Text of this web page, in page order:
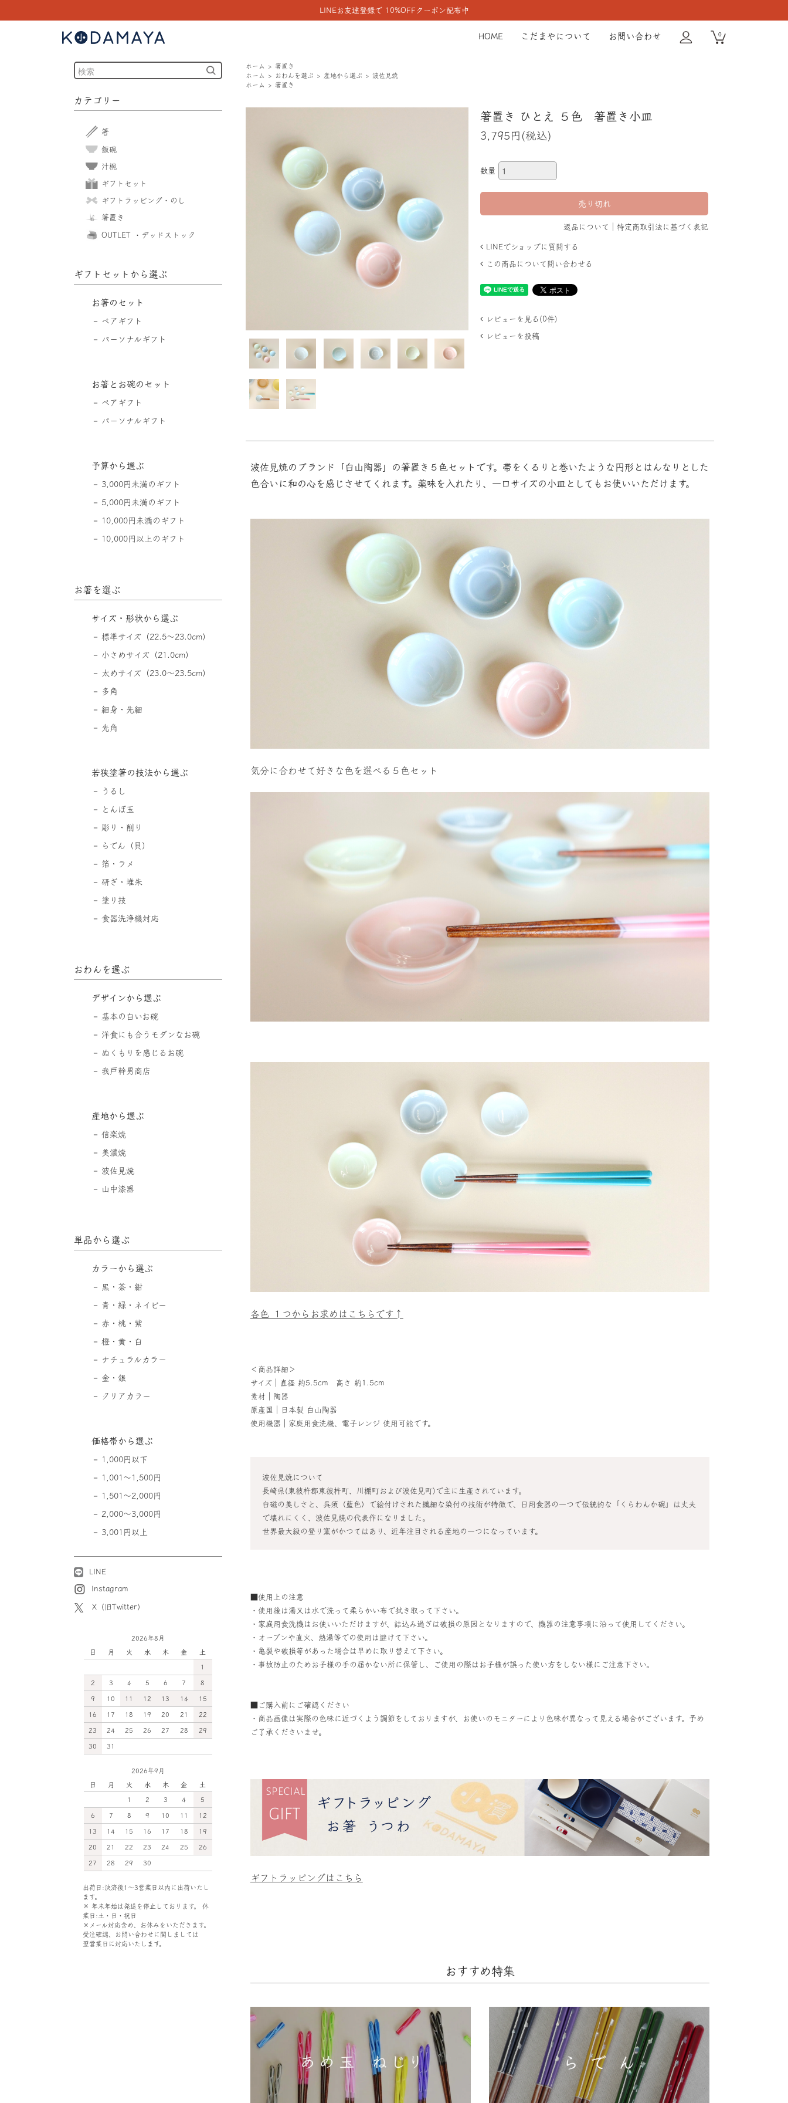
LINEお友達登録で 10%OFFクーポン配布中
HOME こだまやについて お問い合わせ 0
ホーム
箸置き
ホーム
おわんを選ぶ 産地から選ぶ
波佐見焼
ホーム
箸置き
箸置き ひとえ ５色 箸置き小皿
3,795円(税込)
数量
返品について 特定商取引法に基づく表記
LINEでショップに質問する
この商品について問い合わせる
レビューを見る(0件)
レビューを投稿
波佐見焼のブランド「白山陶器」の箸置き５色セットです。帯をくるりと巻いたような円形とはんなりとした
色合いに和の心を感じさせてくれます。薬味を入れたり、一口サイズの小皿としてもお使いいただけます。
気分に合わせて好きな色を選べる５色セット
各色 １つからお求めはこちらです↑
＜商品詳細＞
サイズ｜直径 約5.5cm 高さ 約1.5cm
素材｜陶器
原産国｜日本製 白山陶器
使用機器｜家庭用食洗機、電子レンジ 使用可能です。
波佐見焼について
長崎県(東彼杵郡東彼杵町、川棚町および波佐見町)で主に生産されています。
白磁の美しさと、呉須（藍色）で絵付けされた繊細な染付の技術が特徴で、日用食器の一つで伝統的な「くらわんか碗」は丈夫
で壊れにくく、波佐見焼の代表作になりました。
世界最大級の登り窯がかつてはあり、近年注目される産地の一つになっています。
■使用上の注意
・使用後は湯又は水で洗って柔らかい布で拭き取って下さい。
・家庭用食洗機はお使いいただけますが、詰込み過ぎは破損の原因となりますので、機器の注意事項に沿って使用してください。
・オーブンや直火、熱湯等での使用は避けて下さい。
・亀裂や破損等があった場合は早めに取り替えて下さい。
・事故防止のためお子様の手の届かない所に保管し、ご使用の際はお子様が誤った使い方をしない様にご注意下さい。
■ご購入前にご確認ください
・商品画像は実際の色味に近づくよう調節をしておりますが、お使いのモニターにより色味が異なって見える場合がございます。予め
ご了承くださいませ。
ギフトラッピングはこちら
おすすめ特集
カテゴリー
箸
飯碗
汁椀
ギフトセット
ギフトラッピング・のし
箸置き
OUTLET ・デッドストック
ギフトセットから選ぶ
お箸のセット
ペアギフト
パーソナルギフト
お箸とお碗のセット
ペアギフト
パーソナルギフト
予算から選ぶ
3,000円未満のギフト
5,000円未満のギフト
10,000円未満のギフト
10,000円以上のギフト
お箸を選ぶ
サイズ・形状から選ぶ
標準サイズ（22.5〜23.0cm）
小さめサイズ（21.0cm）
太めサイズ（23.0〜23.5cm）
多角
細身・先細
先角
若狭塗箸の技法から選ぶ
うるし
とんぼ玉
彫り・削り
らでん（貝）
箔・ラメ
研ぎ・堆朱
塗り技
食器洗浄機対応
おわんを選ぶ
デザインから選ぶ
基本の白いお碗
洋食にも合うモダンなお碗
ぬくもりを感じるお碗
我戸幹男商店
産地から選ぶ
信楽焼
美濃焼
波佐見焼
山中漆器
単品から選ぶ
カラーから選ぶ
黒・茶・紺
青・緑・ネイビー
赤・桃・紫
橙・黄・白
ナチュラルカラー
金・銀
クリアカラー
価格帯から選ぶ
1,000円以下
1,001～1,500円
1,501～2,000円
2,000～3,000円
3,001円以上
LINE
Instagram
X（旧Twitter）
2026年8月
日 月 火 水 木 金 土
1
2 3 4 5 6 7 8
9 10 11 12 13 14 15
16 17 18 19 20 21 22
23 24 25 26 27 28 29
30 31
2026年9月
日 月 火 水 木 金 土
1 2 3 4 5
6 7 8 9 10 11 12
13 14 15 16 17 18 19
20 21 22 23 24 25 26
27 28 29 30
出荷日:決済後1～3営業日以内に出荷いたし
ます。
※ 年末年始は発送を停止しております。 休
業日:土・日・祝日
※メール対応含め、お休みをいただきます。
受注確認、お問い合わせに関しましては
翌営業日に対応いたします。